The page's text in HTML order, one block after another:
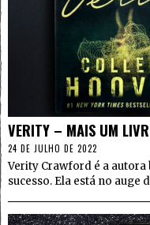
VERITY – MAIS UM
24 DE JULHO DE 2022
Verity Crawford é a
sucesso. Ela está no auge